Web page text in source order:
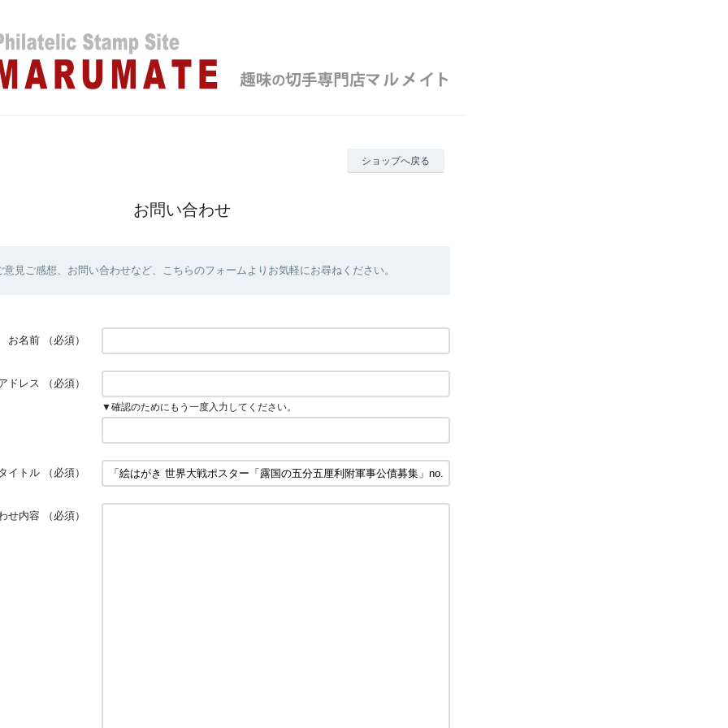
ショップへ戻る
お問い合わせ
見ご感想、お問い合わせなど、こちらのフォームよりお気軽にお尋ねください。
お名前 （必須）
ドレス （必須）
▼確認のためにもう一度入力してください。
イトル （必須）
せ内容 （必須）